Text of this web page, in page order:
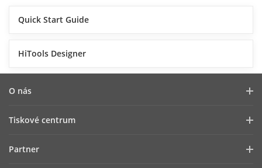
Quick Start Guide
HiTools Designer
O nás
Kybernetická bezpečnost
Tiskové centrum
Partner